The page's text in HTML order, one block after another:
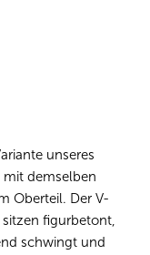
unseres
demselben
Oberteil. Der V-
figurbetont,
schwingt und